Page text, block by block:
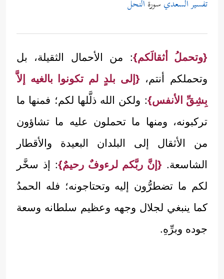
تفسير السعدي سورة النحل
{وتحملُ أثقالَكم}: من الأحمال الثقيلة، بل
وتحملكم أنتم، {إلى بلدٍ لم تكونوا بالغيه إلاَّ
بِشِقِّ الأنفس}: ولكن الله ذلَّلها لكم؛ فمنها ما
تركبونه، ومنها ما تحملون عليه ما تشاؤون
من الأثقال إلى البلدان البعيدة والأقطار
الشاسعة. {إنَّ ربَّكم لرءوفٌ رحيمٌ}: إذ سخَّر
لكم ما تضطرُّون إليه وتحتاجونه؛ فله الحمدُ
كما ينبغي لجلال وجهه وعظيم سلطانه وسعة
جوده وبرِّهِ.